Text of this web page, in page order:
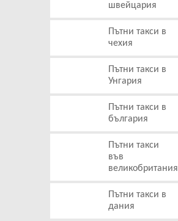
швейцария
Пътни такси в
чехия
Пътни такси в
Унгария
Пътни такси в
българия
Пътни такси
във
великобритания
Пътни такси в
дания